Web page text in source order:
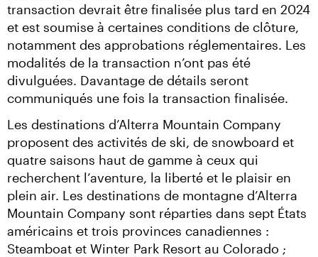
transaction devrait être finalisée plus tard en 2024
et est soumise à certaines conditions de clôture,
notamment des approbations réglementaires. Les
modalités de la transaction n’ont pas été
divulguées. Davantage de détails seront
communiqués une fois la transaction finalisée.
Les destinations d’Alterra Mountain Company
proposent des activités de ski, de snowboard et
quatre saisons haut de gamme à ceux qui
recherchent l’aventure, la liberté et le plaisir en
plein air. Les destinations de montagne d’Alterra
Mountain Company sont réparties dans sept États
américains et trois provinces canadiennes :
Steamboat et Winter Park Resort au Colorado ;